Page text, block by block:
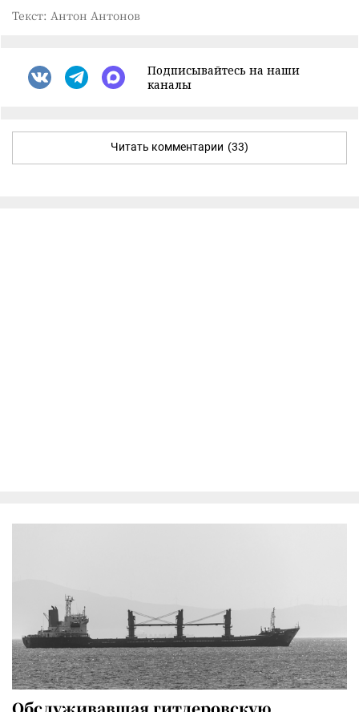
Текст: Антон Антонов
Подписывайтесь на наши
каналы
Читать комментарии (33)